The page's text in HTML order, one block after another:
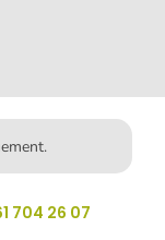
704 26 07